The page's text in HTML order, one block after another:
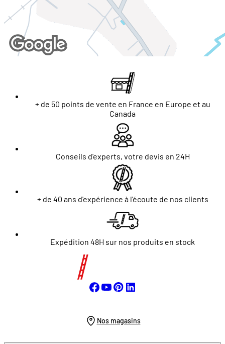
+ de 50 points de vente en France en Europe et au
Canada
Conseils d'experts, votre devis en 24H
+ de 40 ans d'expérience à l'écoute de nos clients
Expédition 48H sur nos produits en stock
Nos magasins